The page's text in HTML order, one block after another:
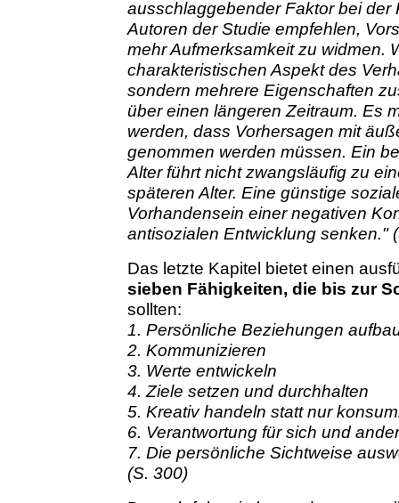
ausschlaggebender Faktor bei der
Autoren der Studie empfehlen,
mehr Aufmerksamkeit zu widmen.
charakteristischen Aspekt des
sondern mehrere Eigenschaften
über einen längeren Zeitraum. Es
werden, dass Vorhersagen mit
genommen werden müssen. Ein
Alter führt nicht zwangsläufig zu
späteren Alter. Eine günstige
Vorhandensein einer negativen
antisozialen Entwicklung senken."
Das letzte Kapitel bietet einen
sieben Fähigkeiten, die bis zur
sollten:
1. Persönliche Beziehungen
2. Kommunizieren
3. Werte entwickeln
4. Ziele setzen und durchhalten
5. Kreativ handeln statt nur
6. Verantwortung für sich und
7. Die persönliche Sichtweise
(S. 300)